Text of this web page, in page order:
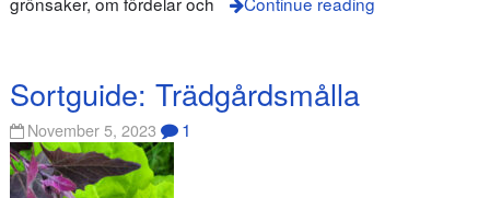
Sortguide: Trädgårdsmålla
November 5, 2023 1